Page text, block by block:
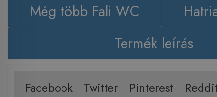
Még több Fali WC
Termék leírás
Facebook Twitter Pinterest